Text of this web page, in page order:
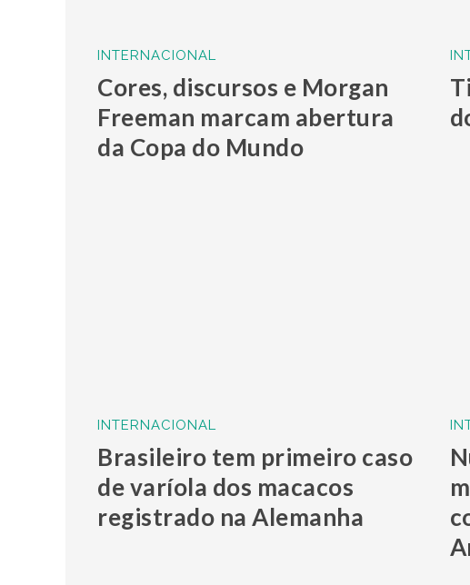
INTERNACIONAL
Cores, discursos e Morgan
Freeman marcam abertura
da Copa do Mundo
INTERNACIONAL
Brasileiro tem primeiro caso
de varíola dos macacos
registrado na Alemanha